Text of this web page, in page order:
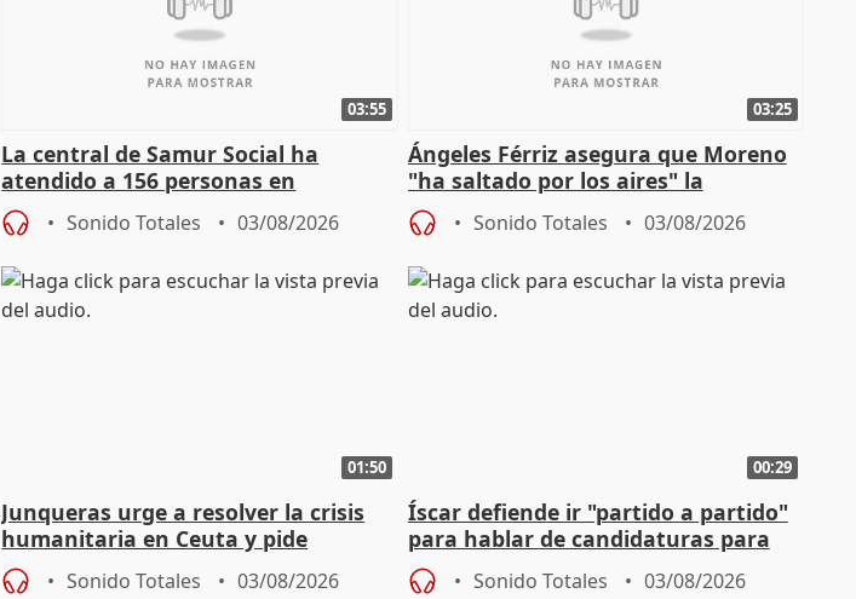
03:55
La central de Samur Social ha
atendido a 156 personas en
situación de calle durante Campaña
de CalorSonido Totales 03/08/2026
03:25
Ángeles Férriz asegura que Moreno
"ha saltado por los aires" la
negociación tras acuerdo con SMA
Sonido Totales 03/08/2026
01:50
Junqueras urge a resolver la crisis
humanitaria en Ceuta y pide
responsabilidad a la UE
Sonido Totales 03/08/2026
00:29
Íscar defiende ir "partido a partido"
para hablar de candidaturas para
2027
Sonido Totales 03/08/2026